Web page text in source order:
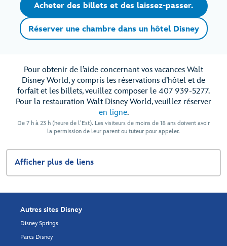
Acheter des billets et des laissez-passer.
Réserver une chambre dans un hôtel Disney
Pour obtenir de l’aide concernant vos vacances Walt
Disney World, y compris les réservations d’hôtel et de
forfait et les billets, veuillez composer le 407 939-5277.
Pour la restauration Walt Disney World, veuillez réserver
en ligne.
De 7 h à 23 h (heure de l’Est). Les visiteurs de moins de 18 ans doivent avoir
la permission de leur parent ou tuteur pour appeler.
Afficher plus de liens
Autres sites Disney
Disney Springs
Parcs Disney